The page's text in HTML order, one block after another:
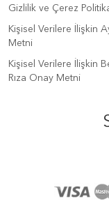
Gizlilik ve Çerez
Kişisel Verilere İlişkin
Metni
Kişisel Verilere İlişkin
Rıza Onay Metni